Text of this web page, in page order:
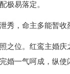
极易落定。
秀，命主多能暂收
之位。红鸾主婚
婚一气呵成，纵使